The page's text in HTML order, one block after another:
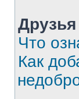
Что
Как